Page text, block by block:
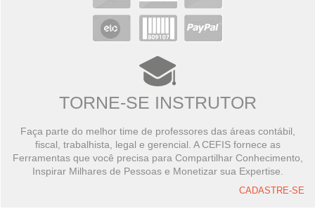
TORNE-SE INSTRUTOR
Faça parte do melhor time de professores das áreas contábil,
fiscal, trabalhista, legal e gerencial. A CEFIS fornece as
Ferramentas que você precisa para Compartilhar Conhecimento,
Inspirar Milhares de Pessoas e Monetizar sua Expertise.
CADASTRE-SE